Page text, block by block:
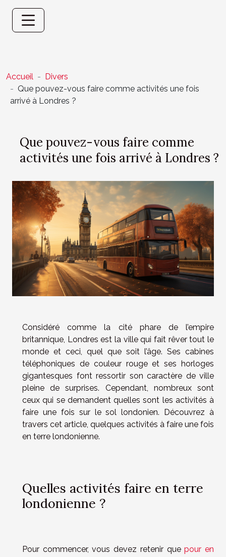
Accueil
Divers
Que pouvez-vous faire comme activités une fois
arrivé à Londres ?
Que pouvez-vous faire comme
activités une fois arrivé à Londres ?
Considéré comme la cité phare de l’empire
britannique, Londres est la ville qui fait rêver tout le
monde et ceci, quel que soit l’âge. Ses cabines
téléphoniques de couleur rouge et ses horloges
gigantesques font ressortir son caractère de ville
pleine de surprises. Cependant, nombreux sont
ceux qui se demandent quelles sont les activités à
faire une fois sur le sol londonien. Découvrez à
travers cet article, quelques activités à faire une fois
en terre londonienne.
Quelles activités faire en terre
londonienne ?
Pour commencer, vous devez retenir quepour en